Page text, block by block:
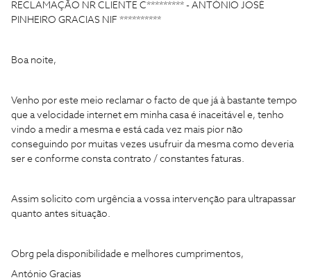
RECLAMAÇÃO NR CLIENTE C********* - ANTÓNIO JOSÉ
PINHEIRO GRACIAS NIF **********
Boa noite,
Venho por este meio reclamar o facto de que já à bastante tempo
que a velocidade internet em minha casa é inaceitável e, tenho
vindo a medir a mesma e está cada vez mais pior não
conseguindo por muitas vezes usufruir da mesma como deveria
ser e conforme consta contrato / constantes faturas.
Assim solicito com urgência a vossa intervenção para ultrapassar
quanto antes situação.
Obrg pela disponibilidade e melhores cumprimentos,
António Gracias